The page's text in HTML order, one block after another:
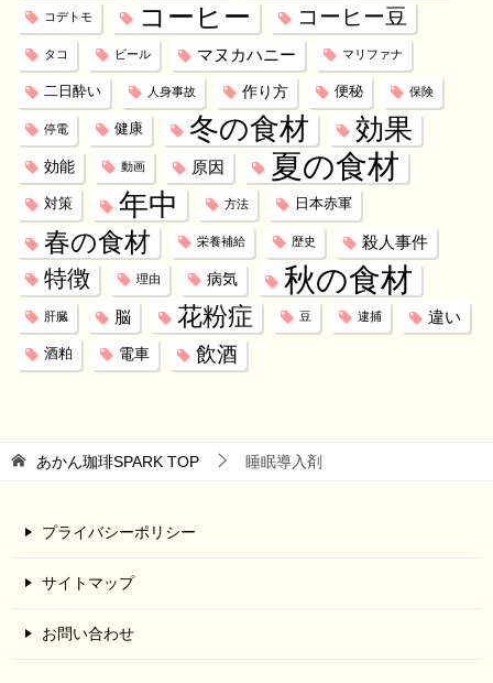
コデトモ コーヒー コーヒー豆
タコ ビール マヌカハニー マリファナ
二日酔い 人身事故 作り方 便秘 保険
停電 健康 冬の食材 効果
効能 動画 原因 夏の食材
対策 年中 方法 日本赤軍
春の食材 栄養補給 歴史 殺人事件
特徴 理由 病気 秋の食材
肝臓 脳 花粉症 豆 逮捕 違い
酒粕 電車 飲酒
あかん珈琲SPARK TOP 睡眠導入剤
プライバシーポリシー
サイトマップ
お問い合わせ